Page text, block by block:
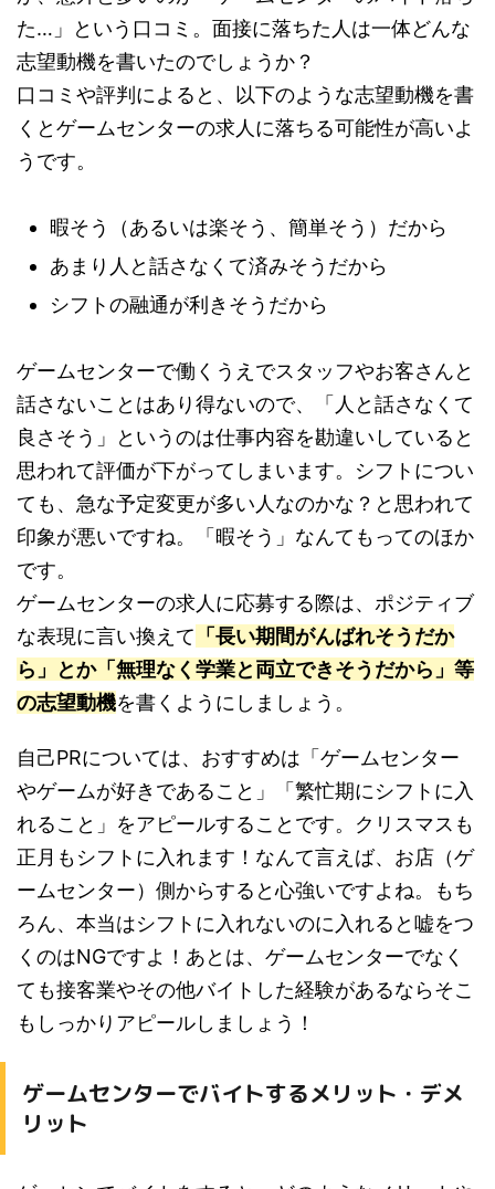
た…」という口コミ。面接に落ちた人は一体どんな
志望動機を書いたのでしょうか？
口コミや評判によると、以下のような志望動機を書
くとゲームセンターの求人に落ちる可能性が高いよ
うです。
暇そう（あるいは楽そう、簡単そう）だから
あまり人と話さなくて済みそうだから
シフトの融通が利きそうだから
ゲームセンターで働くうえでスタッフやお客さんと
話さないことはあり得ないので、「人と話さなくて
良さそう」というのは仕事内容を勘違いしていると
思われて評価が下がってしまいます。シフトについ
ても、急な予定変更が多い人なのかな？と思われて
印象が悪いですね。「暇そう」なんてもってのほか
です。
ゲームセンターの求人に応募する際は、ポジティブ
な表現に言い換えて 「長い期間がんばれそうだか
ら」とか「無理なく学業と両立できそうだから」等
の志望動機を書くようにしましょう。
自己PRについては、おすすめは「ゲームセンター
やゲームが好きであること」「繁忙期にシフトに入
れること」をアピールすることです。クリスマスも
正月もシフトに入れます！なんて言えば、お店（ゲ
ームセンター）側からすると心強いですよね。もち
ろん、本当はシフトに入れないのに入れると嘘をつ
くのはNGですよ！あとは、ゲームセンターでなく
ても接客業やその他バイトした経験があるならそこ
もしっかりアピールしましょう！
ゲームセンターでバイトするメリット・デメ
リット